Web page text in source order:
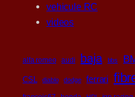
vehicule RC
videos
alfa romeo audi baja bbs
CSL diablo dodge ferrari